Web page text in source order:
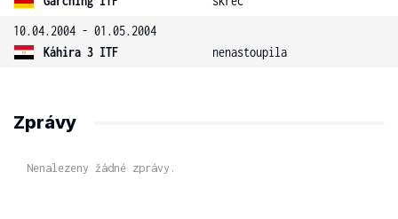
10.04.2004 - 01.05.2004
Káhira 3 ITF
nenastoupila
Zprávy
Nenalezeny žádné zprávy.